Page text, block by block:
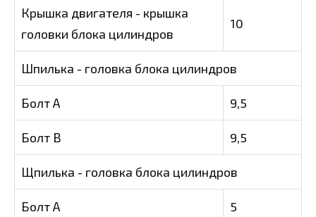
Крышка двигателя - крышка
головки блока цилиндров
10
Шпилька - головка блока цилиндров
Болт А 9,5
Болт В 9,5
Щпилька - головка блока цилиндров
Болт А 5